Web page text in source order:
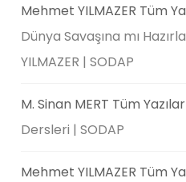
Mehmet YILMAZER Tüm
Dünya Savaşına mı
YILMAZER | SODAP
M. Sinan MERT Tüm
Dersleri | SODAP
Mehmet YILMAZER Tüm